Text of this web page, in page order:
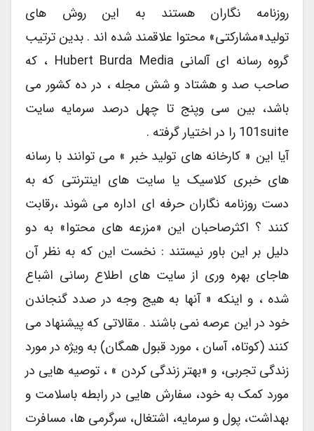
روزنامه نگاران هستند به این روش های
تولید«مشارکتی» محتوا علاقمند شده اند . بدین ترتیب
گروه رسانه ای آلمانی Hubert Burda Media ، که
صاحب صد و هشتاد و شش مجله ، در ده کشور می
باشد، بین سی وپنج تا چهل درصد سرمایه سایت
101suite را در اختیار گرفته .
آیا این « کارخانه های تولید خبر » می توانند با رسانه
های خبری کلاسیک یا سایت های اینترنتی که به
دست روزنامه نگاران حرفه ای اداره می شوند ،رقابت
کنند ؟ اکثرصاحبان این «مزرعه های محتوا» به دو
دلیل بر این باور نیستند : نخست این که به نظر آن
هاجای بهره وری از سایت های اطلاع رسانی اشباع
شده ، و اینکه « آنها به هیج وجه در صدد گنجاندن
خود در این عرصه نمی باشند . مقالاتی که پیشنهاد می
کنند (کوتاه، آسان ، مورد قبول همگان) به ویژه در مورد
زندگی تجربی، و «بهتر زندگی کردن » ، توصیه هایی در
مورد کمک به خود، سفارش هایی در رابطه باسلامت و
بهداشت، پول و سرمایه، اشتغال، سرگرمی ها، مسافرت